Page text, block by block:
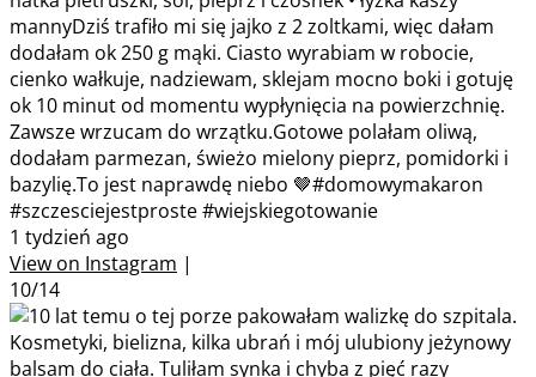
mannyDziś trafiło mi się jajko z 2 zoltkami, więc dałam
dodałam ok 250 g mąki. Ciasto wyrabiam w robocie,
cienko wałkuje, nadziewam, sklejam mocno boki i gotuję
ok 10 minut od momentu wypłynięcia na powierzchnię.
Zawsze wrzucam do wrzątku.Gotowe polałam oliwą,
dodałam parmezan, świeżo mielony pieprz, pomidorki i
bazylię.To jest naprawdę niebo 🤎#domowymakaron
#szczesciejestproste #wiejskiegotowanie
1 tydzień ago
View on Instagram |
10/14